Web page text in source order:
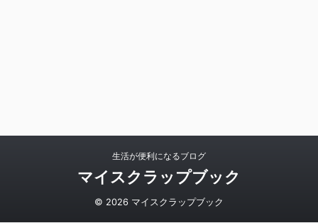
生活が便利になるブログ
マイスクラップブック
© 2026 マイスクラップブック